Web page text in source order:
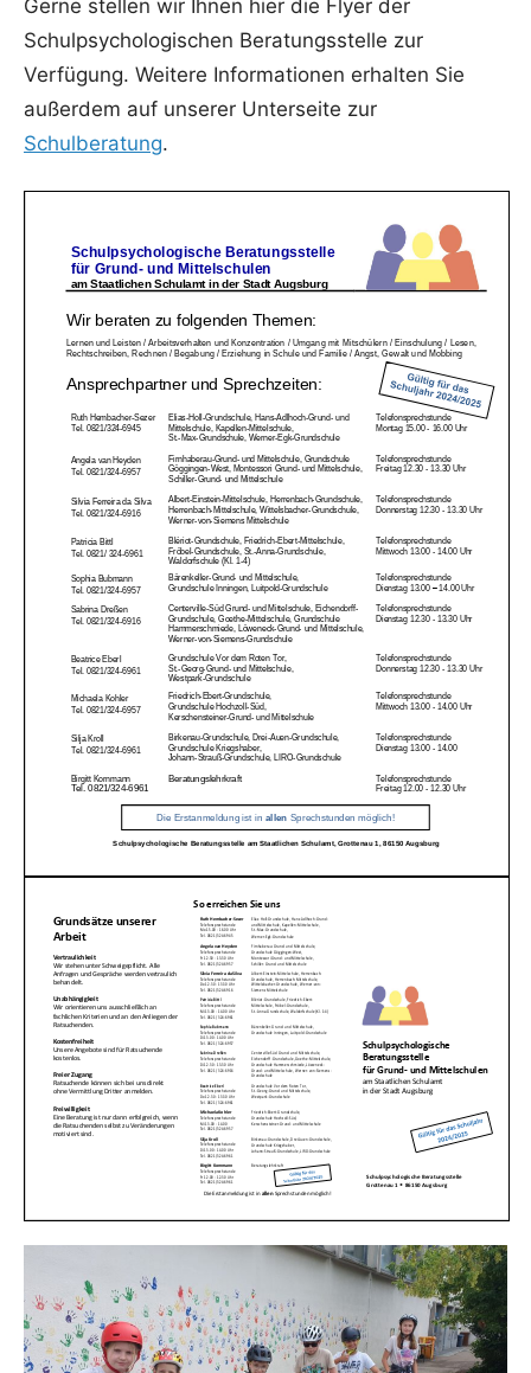
Schumacher
Gerne stellen wir Ihnen hier die Flyer der
Schulpsychologischen Beratungsstelle zur
Verfügung. Weitere Informationen erhalten Sie
außerdem auf unserer Unterseite zur
Schulberatung.